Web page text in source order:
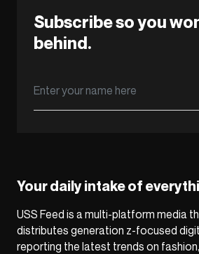
Subscribe so you
behind.
Your daily intake of
USS Feed is a multi-platform media
distributes generation z-focused
reporting the latest trends on